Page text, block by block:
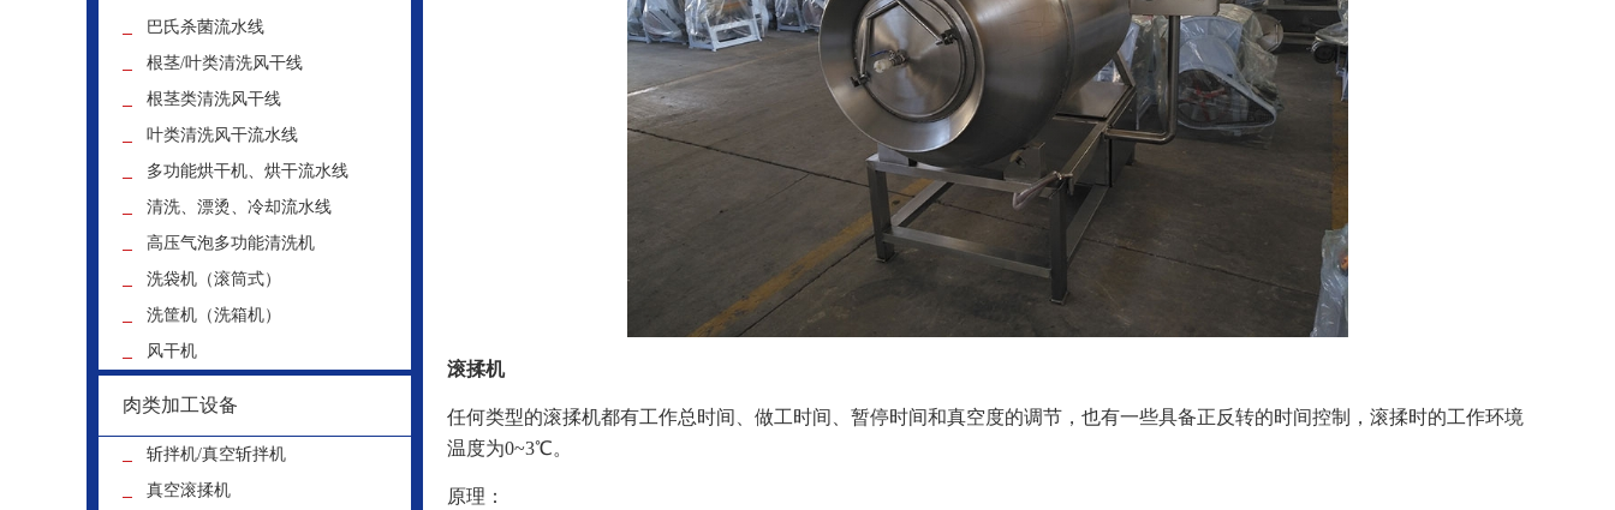
巴氏杀菌流水线
根茎/叶类清洗风干线
根茎类清洗风干线
叶类清洗风干流水线
多功能烘干机、烘干流水线
清洗、漂烫、冷却流水线
高压气泡多功能清洗机
洗袋机（滚筒式）
洗筐机（洗箱机）
风干机
肉类加工设备
斩拌机/真空斩拌机
真空滚揉机
滚揉机
任何类型的滚揉机都有工作总时间、做工时间、暂停时间和真空度的调节，也有一些具备正反转的时间控制，滚揉时的工作环境
温度为0~3℃。
原理：